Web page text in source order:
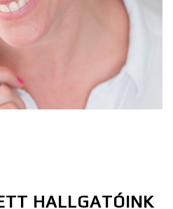
HALLGATÓINK